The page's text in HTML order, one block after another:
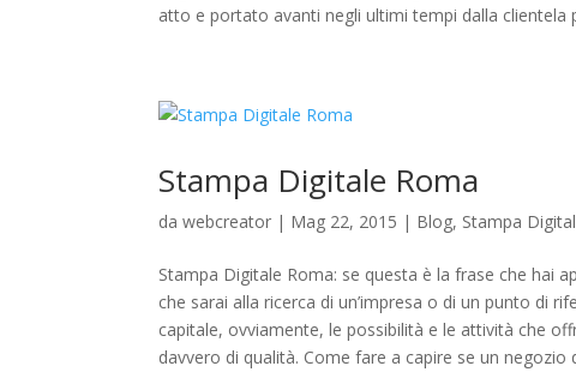
atto e portato avanti negli ultimi tempi dalla clientela
Stampa Digitale Roma
da webcreator | Mag 22, 2015 | Blog, Stampa
Stampa Digitale Roma: se questa è la frase che hai
che sarai alla ricerca di un’impresa o di un punto di
capitale, ovviamente, le possibilità e le attività che
davvero di qualità. Come fare a capire se un